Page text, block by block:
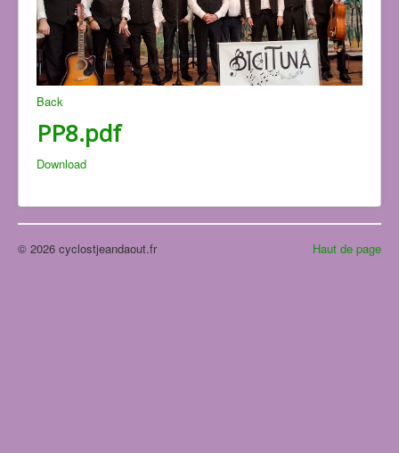
Back
PP8.pdf
Download
Haut de page
© 2026 cyclostjeandaout.fr